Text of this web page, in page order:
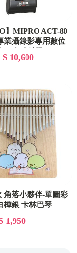
】MIPRO ACT-80
業攝錄影專用數位
$ 10,600
角落小夥伴-單圖彩
樺銀 卡林巴琴
1,950